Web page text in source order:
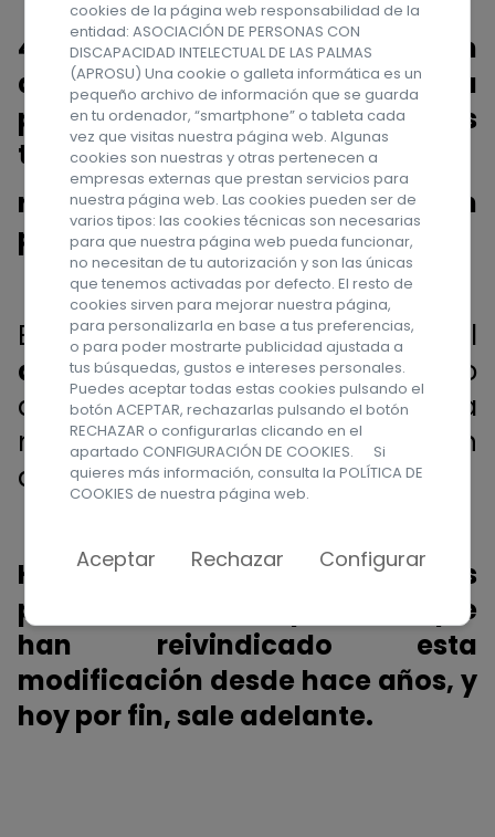
4. Las personas con
discapacidad gozan de la
protección prevista en los
tratados internacionales
ratificados por España que velan
por sus derechos.»
El Proyecto de reforma del
artículo 49 CEculminaría, en caso
de ser aprobado, en la tercera
modificación de la Constitución
desde su promulgación en 1978.
Hoy es un gran día para las
personas con discapacidad, que
han reivindicado esta
modificación desde hace años, y
hoy por fin, sale adelante.
cookies de la página web responsabilidad de la
entidad: ASOCIACIÓN DE PERSONAS CON
DISCAPACIDAD INTELECTUAL DE LAS PALMAS
(APROSU) Una cookie o galleta informática es un
pequeño archivo de información que se guarda
en tu ordenador, “smartphone” o tableta cada
vez que visitas nuestra página web. Algunas
cookies son nuestras y otras pertenecen a
empresas externas que prestan servicios para
nuestra página web. Las cookies pueden ser de
varios tipos: las cookies técnicas son necesarias
para que nuestra página web pueda funcionar,
no necesitan de tu autorización y son las únicas
que tenemos activadas por defecto. El resto de
cookies sirven para mejorar nuestra página,
para personalizarla en base a tus preferencias,
o para poder mostrarte publicidad ajustada a
tus búsquedas, gustos e intereses personales.
Puedes aceptar todas estas cookies pulsando el
botón ACEPTAR, rechazarlas pulsando el botón
RECHAZAR o configurarlas clicando en el
apartado CONFIGURACIÓN DE COOKIES. Si
quieres más información, consulta laPOLÍTICA DE
COOKIES de nuestra página web.
Aceptar Rechazar Configurar